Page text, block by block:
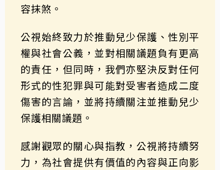
容抹煞。
公視始終致力於推動兒少保護、性別平
權與社會公義，並對相關議題負有更高
的責任，但同時，我們亦堅決反對任何
形式的性犯罪與可能對受害者造成二度
傷害的言論，並將持續關注並推動兒少
保護相關議題。
感謝觀眾的關心與指教，公視將持續努
力，為社會提供有價值的內容與正向影